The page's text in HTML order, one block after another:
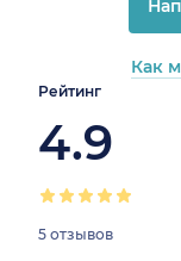
Рейтинг
4.9
5 отзывов
0%
0%
Как